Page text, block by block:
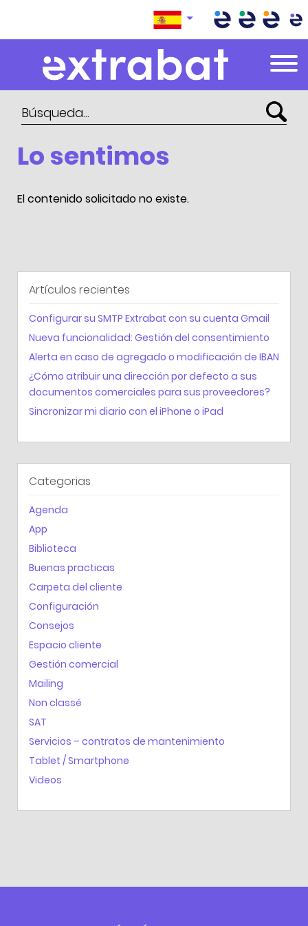
Extrabat – Le Blog
Lo sentimos
El contenido solicitado no existe.
Artículos recientes
Configurar su SMTP Extrabat con su cuenta Gmail
Nueva funcionalidad: Gestión del consentimiento
Alerta en caso de agregado o modificación de IBAN
¿Cómo atribuir una dirección por defecto a sus
documentos comerciales para sus proveedores?
Sincronizar mi diario con el iPhone o iPad
Categorias
Agenda
App
Biblioteca
Buenas practicas
Carpeta del cliente
Configuración
Consejos
Espacio cliente
Gestión comercial
Mailing
Non classé
SAT
Servicios – contratos de mantenimiento
Tablet / Smartphone
Videos